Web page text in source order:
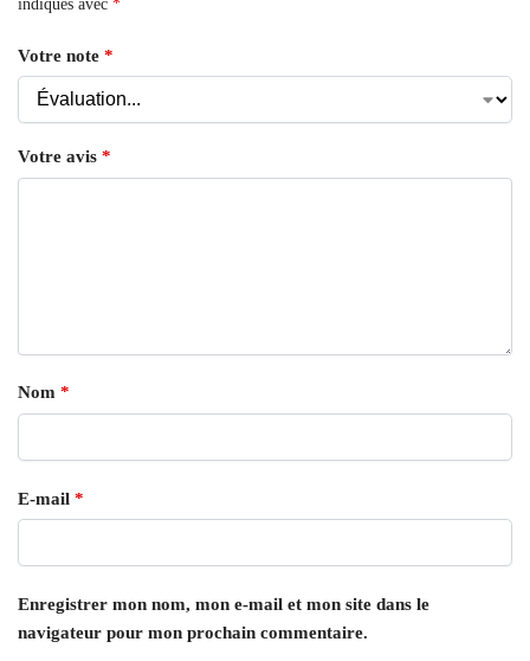
indiqués avec *
Votre note *
Votre avis *
Nom *
E-mail *
Enregistrer mon nom, mon e-mail et mon site dans le
navigateur pour mon prochain commentaire.